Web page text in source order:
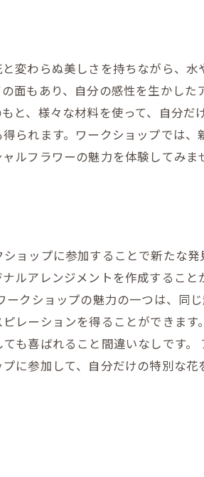
変わらぬ美しさを持ちながら、水
面もあり、自分の感性を生かした
と、様々な材料を使って、自分だ
られます。ワークショップでは、
ルフラワーの魅力を体験してみま
ョップに参加することで新たな発
ルアレンジメントを作成すること
クショップの魅力の一つは、同
レーションを得ることができます
も喜ばれること間違いなしです。
に参加して、自分だけの特別な花